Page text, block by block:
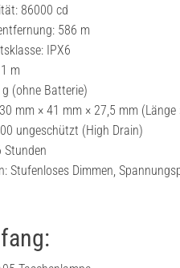
86000 cd
586 m
IPX6
m
(ohne Batterie)
mm × 41 mm × 27,5 mm
ungeschützt (High Drain)
Stunden
Stufenloses Dimmen,